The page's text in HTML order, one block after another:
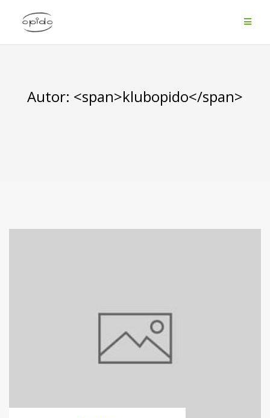
Autor: <span>klubopido</span>